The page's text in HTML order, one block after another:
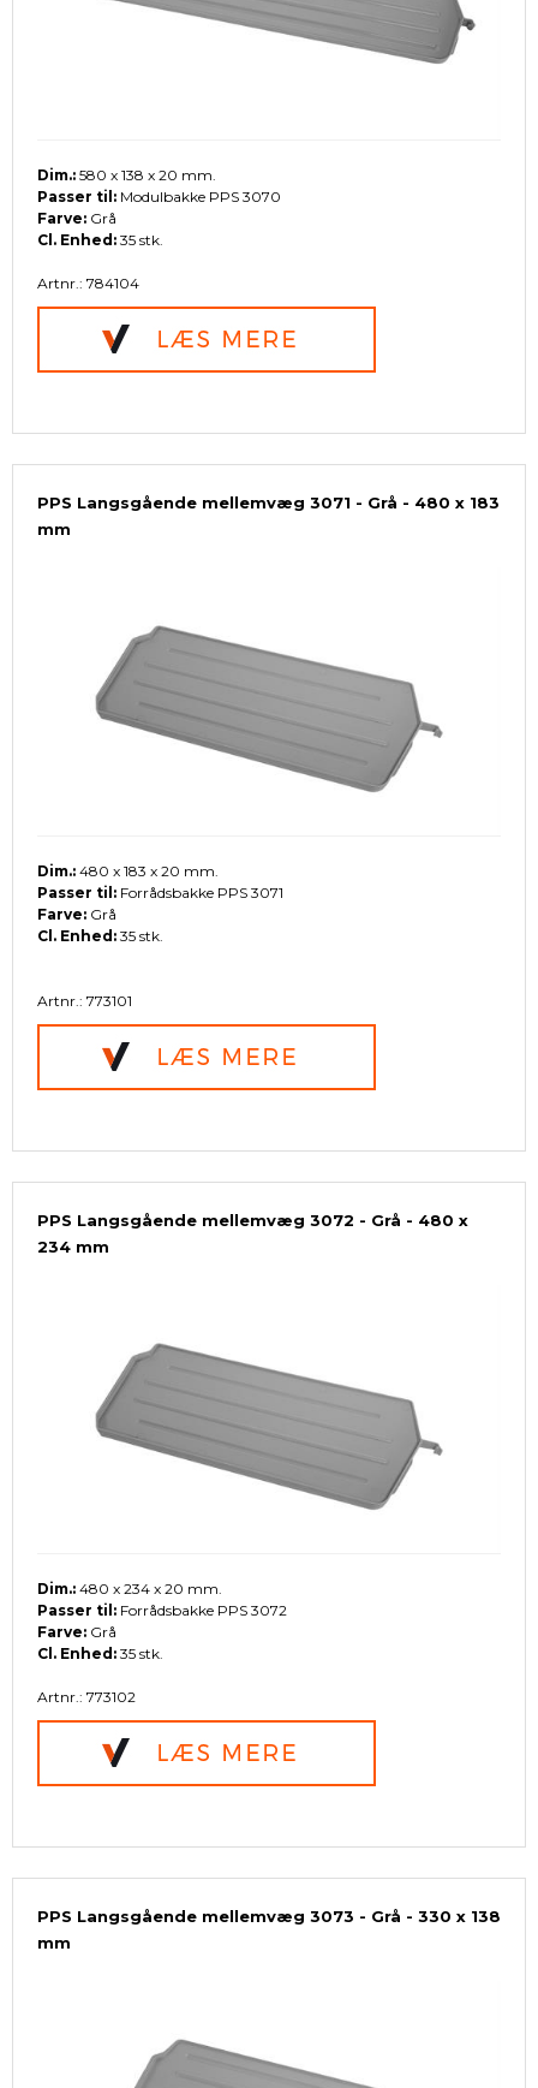
Dim.: 580 x 138 x 20 mm.
Passer til: Modulbakke PPS 3070
Farve: Grå
Cl. Enhed: 35 stk.
Artnr.: 784104
PPS Langsgående mellemvæg 3071 - Grå - 480 x 183
mm
Dim.: 480 x 183 x 20 mm.
Passer til: Forrådsbakke PPS 3071
Farve: Grå
Cl. Enhed: 35 stk.
Artnr.: 773101
PPS Langsgående mellemvæg 3072 - Grå - 480 x
234 mm
Dim.: 480 x 234 x 20 mm.
Passer til: Forrådsbakke PPS 3072
Farve: Grå
Cl. Enhed: 35 stk.
Artnr.: 773102
PPS Langsgående mellemvæg 3073 - Grå - 330 x 138
mm